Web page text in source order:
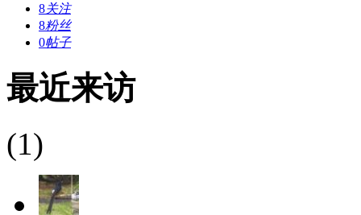
8关注
8粉丝
0帖子
最近来访
(1)